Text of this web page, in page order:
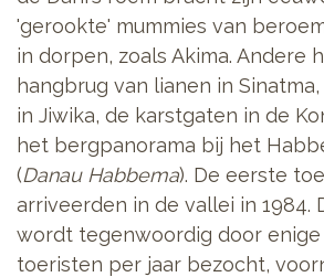
'gerookte' mummies van
in dorpen, zoals Akima. Andere
hangbrug van lianen in
in Jiwika, de karstgaten in de
het bergpanorama bij het
(Danau Habbema). De eerste
arriveerden in de vallei in 1984.
wordt tegenwoordig door enige
toeristen per jaar bezocht,